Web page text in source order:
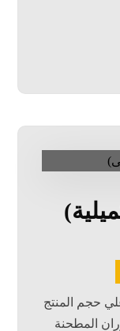
حجم المنتج
دوران المطحنة